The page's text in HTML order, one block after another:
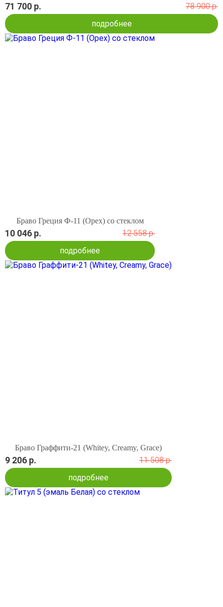
71 700 р.
78 900 р.
подробнее
Браво Греция Ф-11 (Орех) со стеклом
10 046 р.
12 558 р.
подробнее
Браво Граффити-21 (Whitey, Creamy, Grace)
9 206 р.
11 508 р.
подробнее